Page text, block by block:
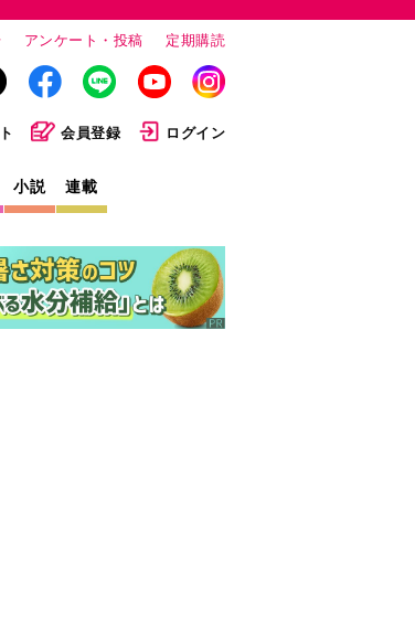
アンケート・投稿 定期購読
会員登録 ログイン
小説 連載